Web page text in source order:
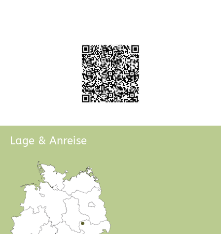
Lage & Anreise